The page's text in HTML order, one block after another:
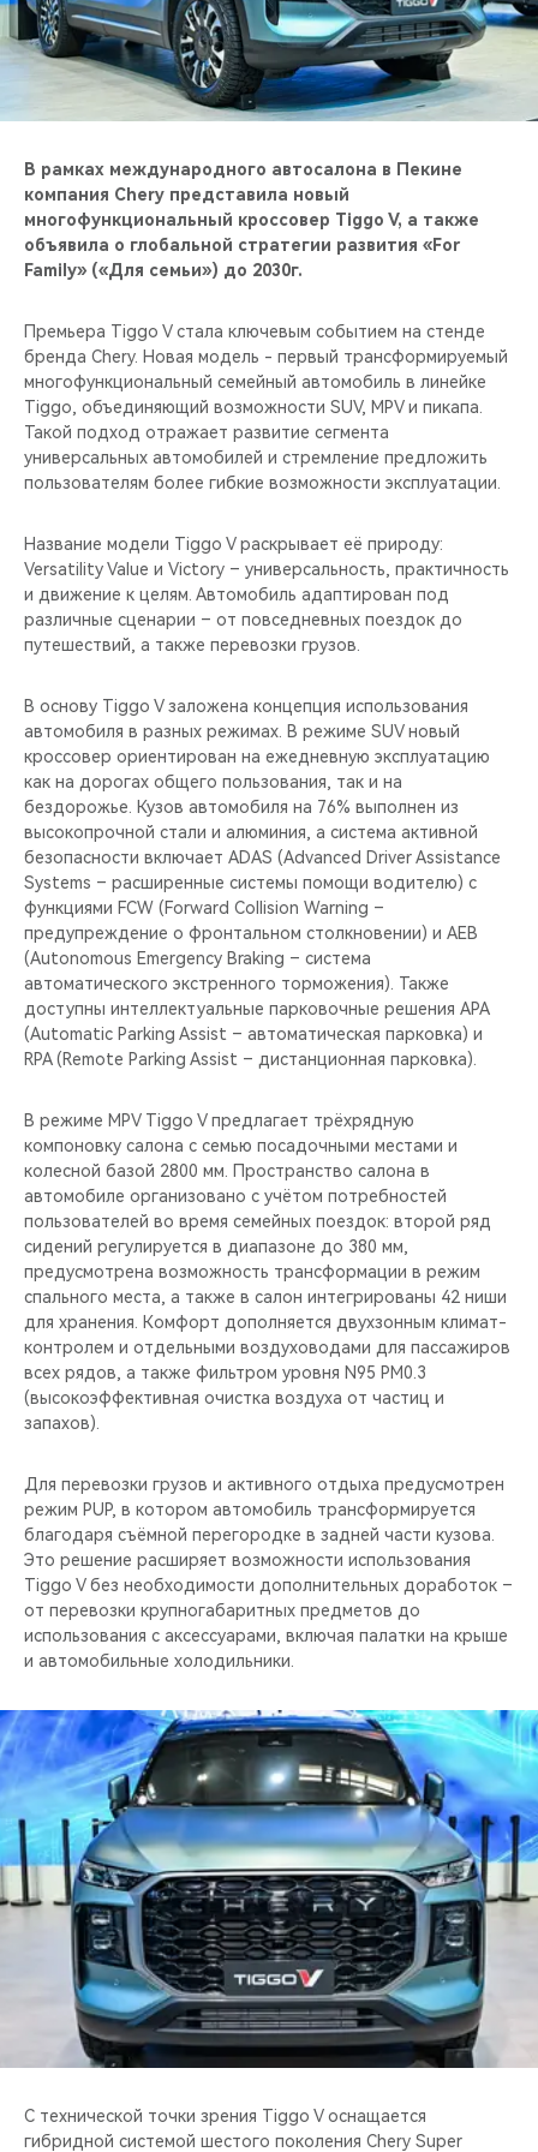
CHERY И СПОРТ
НАШИ МЕРОПРИЯТИЯ
ВИДЕООБЗОРЫ
CHERY ДЛЯ ДЕТЕЙ
В рамках международного автосалона в Пекине
компания Chery представила новый
многофункциональный кроссовер Tiggo V, а также
объявила о глобальной стратегии развития «For
Family» («Для семьи») до 2030г.
Премьера Tiggo V стала ключевым событием на стенде
бренда Chery. Новая модель - первый трансформируемый
многофункциональный семейный автомобиль в линейке
Tiggo, объединяющий возможности SUV, MPV и пикапа.
Такой подход отражает развитие сегмента
универсальных автомобилей и стремление предложить
пользователям более гибкие возможности эксплуатации.
Название модели Tiggo V раскрывает её природу:
Versatility Value и Victory – универсальность, практичность
и движение к целям. Автомобиль адаптирован под
различные сценарии – от повседневных поездок до
путешествий, а также перевозки грузов.
В основу Tiggo V заложена концепция использования
автомобиля в разных режимах. В режиме SUV новый
кроссовер ориентирован на ежедневную эксплуатацию
как на дорогах общего пользования, так и на
бездорожье. Кузов автомобиля на 76% выполнен из
высокопрочной стали и алюминия, а система активной
безопасности включает ADAS (Advanced Driver Assistance
Systems – расширенные системы помощи водителю) с
функциями FCW (Forward Collision Warning –
предупреждение о фронтальном столкновении) и AEB
(Autonomous Emergency Braking – система
автоматического экстренного торможения). Также
доступны интеллектуальные парковочные решения APA
(Automatic Parking Assist – автоматическая парковка) и
RPA (Remote Parking Assist – дистанционная парковка).
В режиме MPV Tiggo V предлагает трёхрядную
компоновку салона с семью посадочными местами и
колесной базой 2800 мм. Пространство салона в
автомобиле организовано с учётом потребностей
пользователей во время семейных поездок: второй ряд
сидений регулируется в диапазоне до 380 мм,
предусмотрена возможность трансформации в режим
спального места, а также в салон интегрированы 42 ниши
для хранения. Комфорт дополняется двухзонным климат-
контролем и отдельными воздуховодами для пассажиров
всех рядов, а также фильтром уровня N95 PM0.3
(высокоэффективная очистка воздуха от частиц и
запахов).
Для перевозки грузов и активного отдыха предусмотрен
режим PUP, в котором автомобиль трансформируется
благодаря съёмной перегородке в задней части кузова.
Это решение расширяет возможности использования
Tiggo V без необходимости дополнительных доработок –
от перевозки крупногабаритных предметов до
использования с аксессуарами, включая палатки на крыше
и автомобильные холодильники.
С технической точки зрения Tiggo V оснащается
гибридной системой шестого поколения Chery Super